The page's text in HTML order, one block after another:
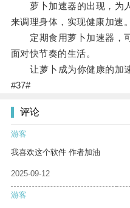
萝卜加速器的出现，为
来调理身体，实现健康加速。
定期食用萝卜加速器，
面对快节奏的生活。
让萝卜成为你健康的加速
#37#
评论
游客
我喜欢这个软件 作者加油
2025-09-12
游客